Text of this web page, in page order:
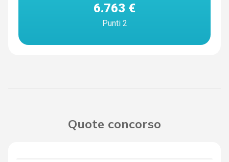
6.763 €
Punti 2
Quote concorso